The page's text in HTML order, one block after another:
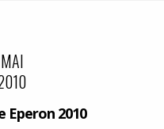
MAI
Eperon 2010